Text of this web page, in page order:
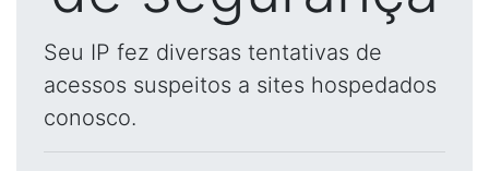
Seu IP fez diversas tentativas de
acessos suspeitos a sites hospedados
conosco.